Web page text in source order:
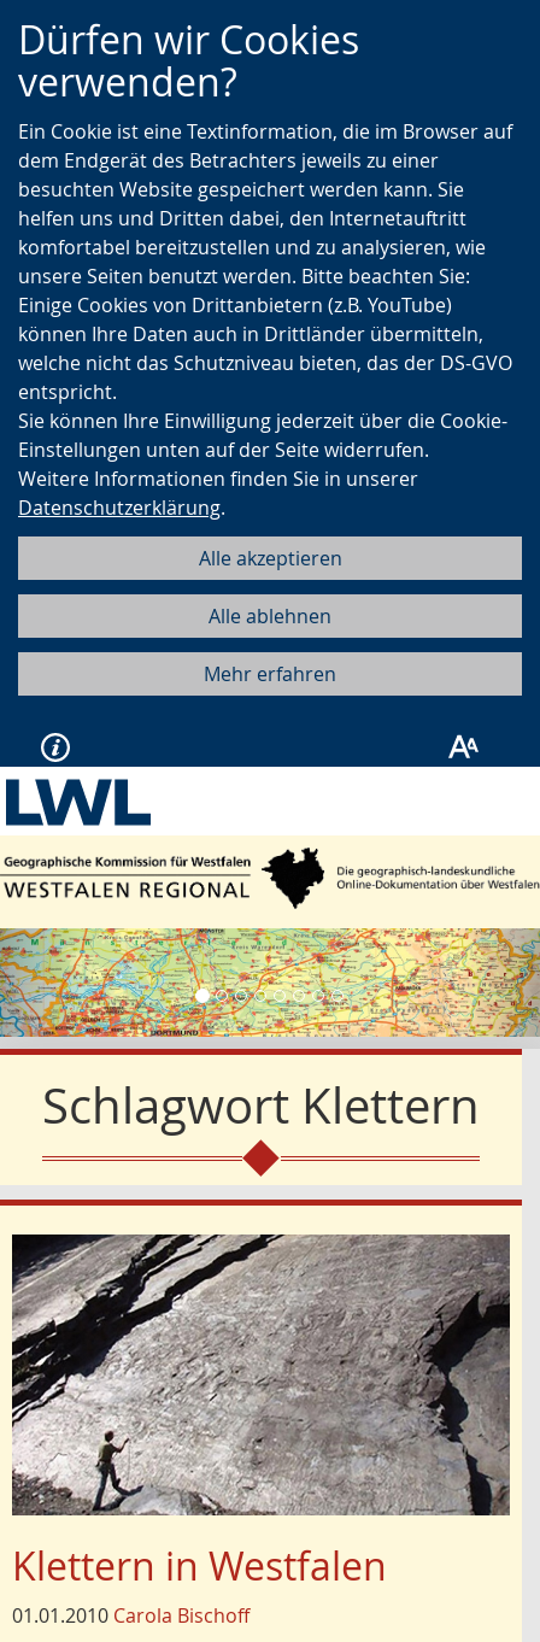
Zur
Hauptnavigation
Zur
Seitennavigation
Zum
Inhalt
Dürfen wir Cookies
verwenden?
Ein Cookie ist eine Textinformation, die im Browser auf
dem Endgerät des Betrachters jeweils zu einer
besuchten Website gespeichert werden kann. Sie
helfen uns und Dritten dabei, den Internetauftritt
komfortabel bereitzustellen und zu analysieren, wie
unsere Seiten benutzt werden. Bitte beachten Sie:
Einige Cookies von Drittanbietern (z.B. YouTube)
können Ihre Daten auch in Drittländer übermitteln,
welche nicht das Schutzniveau bieten, das der DS-GVO
entspricht.
Sie können Ihre Einwilligung jederzeit über die Cookie-
Einstellungen unten auf der Seite widerrufen.
Weitere Informationen finden Sie in unserer
Datenschutzerklärung.
Alle akzeptieren
Alle ablehnen
Mehr erfahren
Vorherige
Schlagwort Klettern
Klettern in Westfalen
01.01.2010 Carola Bischoff